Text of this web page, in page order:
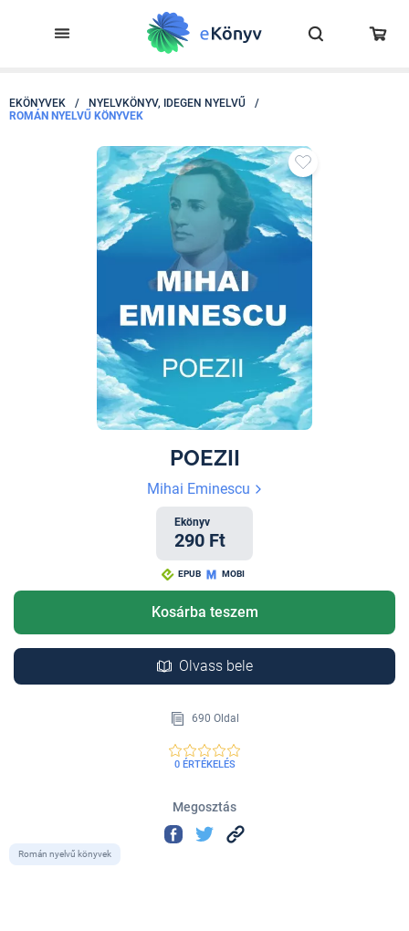
EKÖNYVEK / NYELVKÖNYV, IDEGEN NYELVŰ
/
ROMÁN NYELVŰ KÖNYVEK
POEZII
Mihai Eminescu
Ekönyv
290 Ft
EPUB MOBI
Kosárba teszem
Olvass bele
690 Oldal
0 ÉRTÉKELÉS
Megosztás
Román nyelvű könyvek